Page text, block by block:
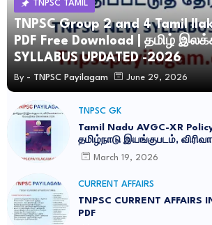
TNPSC TAMIL
TNPSC Group 2 and 4 Tamil
PDF Free Download | தமிழ்
SYLLABUS UPDATED -2026
By - TNPSC Payilagam June 29, 2026
TNPSC GK
Tamil Nadu AVGC-XR
தமிழ்நாடு இயங்குபடம்,
கொள்கை 2026
March 19, 2026
CURRENT AFFAIRS
TNPSC CURRENT AFFAIRS
PDF